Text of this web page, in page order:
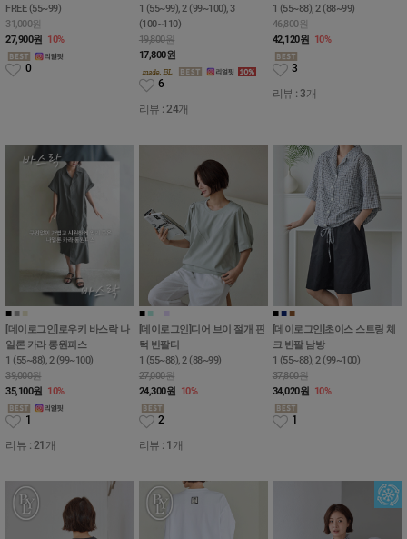
FREE (55~99)
31,000원
27,900원 10%
0
1 (55~99), 2 (99~100), 3
(100~110)
19,800원
17,800원
6
리뷰 : 24개
1 (55~88), 2 (88~99)
46,800원
42,120원 10%
3
리뷰 : 3개
■ ■ ■
[데이로그인]로우키 바스락 나
일론 카라 롱원피스
1 (55~88), 2 (99~100)
39,000원
35,100원 10%
1
리뷰 : 21개
■ ■
[데이로그인]디어 브이 절개 핀
턱 반팔티
1 (55~88), 2 (88~99)
27,000원
24,300원 10%
2
리뷰 : 1개
■ ■ ■
[데이로그인]초이스 스트링 체
크 반팔 남방
1 (55~88), 2 (99~100)
37,800원
34,020원 10%
1